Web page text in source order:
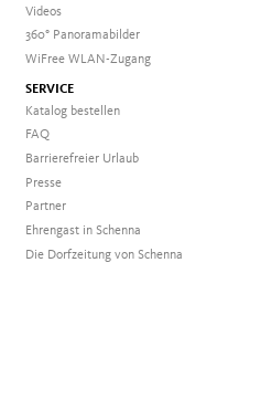
Videos
360° Panoramabilder
WiFree WLAN-Zugang
SERVICE
Katalog bestellen
FAQ
Barrierefreier Urlaub
Presse
Partner
Ehrengast in Schenna
Die Dorfzeitung von Schenna